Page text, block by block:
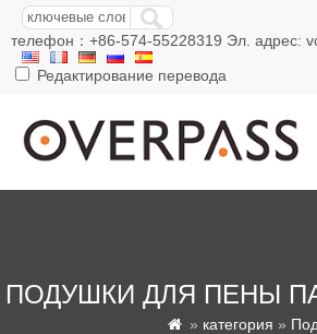
телефон：+86-574-55228319 Эл. адрес:
Редактирование перевода
ПОДУШКИ ДЛЯ ПЕНЫ
 » категория »